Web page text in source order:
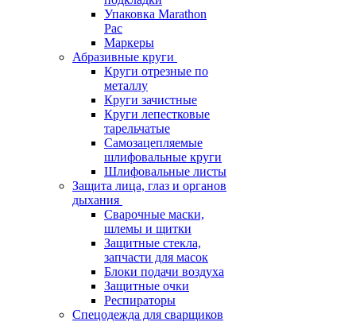
Упаковка Marathon
Pac
Маркеры
Абразивные круги
Круги отрезные по
металлу
Круги зачистные
Круги лепестковые
тарельчатые
Самозацепляемые
шлифовальные круги
Шлифовальные листы
Защита лица, глаз и органов
дыхания
Сварочные маски,
шлемы и щитки
Защитные стекла,
запчасти для масок
Блоки подачи воздуха
Защитные очки
Респираторы
Спецодежда для сварщиков